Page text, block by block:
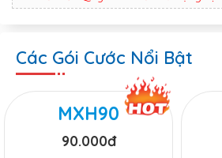
Các Gói Cước Nổi Bật
MXH90
90.000đ